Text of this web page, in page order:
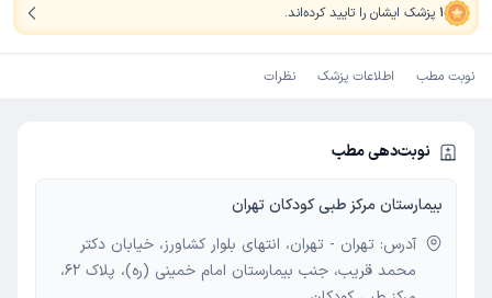
1 پزشک ایشان را تایید کرده‌اند.
نوبت مطب اطلاعات پزشک نظرات
نوبت‌دهی مطب
بیمارستان مرکز طبی کودکان تهران
آدرس: تهران - تهران، انتهای بلوار کشاورز، خیابان دکتر
محمد قریب، جنب بیمارستان امام خمینی (ره)، پلاک 62،